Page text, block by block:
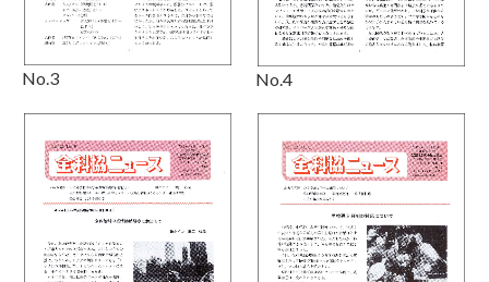
No.3 No.4